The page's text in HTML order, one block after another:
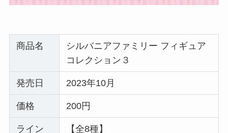
商品名
シルバニアファミリー フィギュア
コレクション３
発売日 2023年10月
価格 200円
ライン
【全8種】